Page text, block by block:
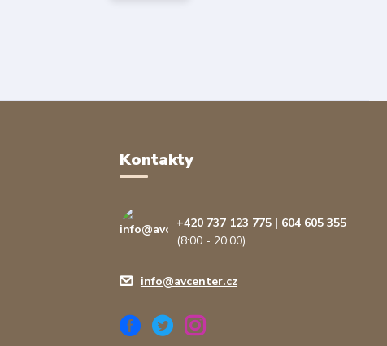
Kontakty
+420 737 123 775 | 604 605 355
(8:00 - 20:00)
info@avcenter.cz